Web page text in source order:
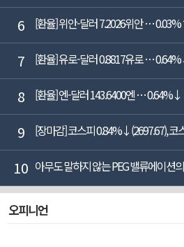
6 [환율] 위안-달러 7.2026위안 …
7 [환율] 유로-달러 0.8817유로 …
8 [환율] 엔-달러 143.6400엔 … 0.64%↓
9 [장마감] 코스피 0.84%↓(2697.67),
10 아무도 말하지 않는 PEG 밸류에이션
오피니언